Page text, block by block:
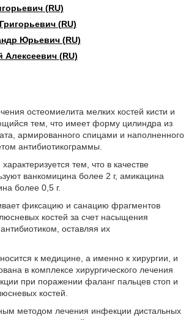
(RU)
(RU)
Юрьевич (RU)
Алексеевич (RU)
остеомиелита мелких костей кисти и
тем, что имеет форму цилиндра из
армированного спицами и наполненного
антибиотикограммы.
тем, что в качестве
ванкомицина более 2 г, амикацина
более 0,5 г.
фиксацию и санацию фрагментов
костей за счет насыщения
оставляя их
к медицине, а именно к хирургии, и
в комплексе хирургического лечения
при поражении фаланг пальцев стоп и
костей.
методом лечения инфекции дистальных